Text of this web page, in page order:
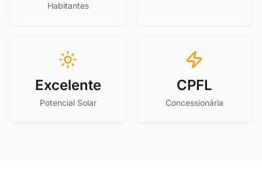
Habitantes
Excelente
Potencial Solar
CPFL
Concessionária